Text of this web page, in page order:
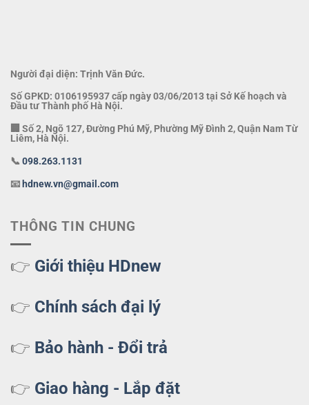
Người đại diện: Trịnh Văn Đức.
Số GPKD: 0106195937 cấp ngày 03/06/2013 tại Sở Kế hoạch và
Đầu tư Thành phố Hà Nội.
🏢 Số 2, Ngõ 127, Đường Phú Mỹ, Phường Mỹ Đình 2, Quận Nam Từ
Liêm, Hà Nội.
📞 098.263.1131
📧 hdnew.vn@gmail.com
THÔNG TIN CHUNG
👉 Giới thiệu HDnew
👉 Chính sách đại lý
👉 Bảo hành - Đổi trả
👉 Giao hàng - Lắp đặt